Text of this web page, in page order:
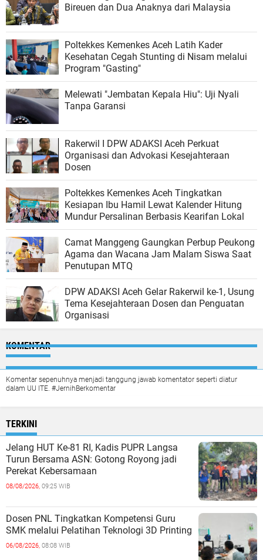
Bireuen dan Dua Anaknya dari Malaysia
Poltekkes Kemenkes Aceh Latih Kader
Kesehatan Cegah Stunting di Nisam melalui
Program "Gasting"
Melewati "Jembatan Kepala Hiu": Uji Nyali
Tanpa Garansi
Rakerwil I DPW ADAKSI Aceh Perkuat
Organisasi dan Advokasi Kesejahteraan
Dosen
Poltekkes Kemenkes Aceh Tingkatkan
Kesiapan Ibu Hamil Lewat Kalender Hitung
Mundur Persalinan Berbasis Kearifan Lokal
Camat Manggeng Gaungkan Perbup Peukong
Agama dan Wacana Jam Malam Siswa Saat
Penutupan MTQ
DPW ADAKSI Aceh Gelar Rakerwil ke-1, Usung
Tema Kesejahteraan Dosen dan Penguatan
Organisasi
KOMENTAR
Komentar sepenuhnya menjadi tanggung jawab komentator seperti diatur
dalam UU ITE. #JernihBerkomentar
TERKINI
Jelang HUT Ke-81 RI, Kadis PUPR Langsa
Turun Bersama ASN: Gotong Royong jadi
Perekat Kebersamaan
08/08/2026, 09:25 WIB
Dosen PNL Tingkatkan Kompetensi Guru
SMK melalui Pelatihan Teknologi 3D Printing
06/08/2026, 08:08 WIB